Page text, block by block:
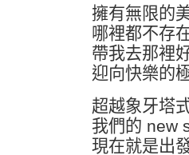
擁有無限的
哪裡都不存
帶我去那裡
迎向快樂的
超越象牙塔
我們的 new
現在就是出